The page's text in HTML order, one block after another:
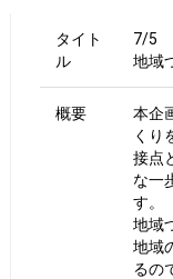
タイト
ル
7/5
地域
概要
本企
くり
接点
な一
す。
地域
地域
るの